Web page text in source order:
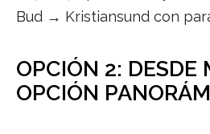
Bud → Kristiansund con
OPCIÓN 2: DESDE
OPCIÓN